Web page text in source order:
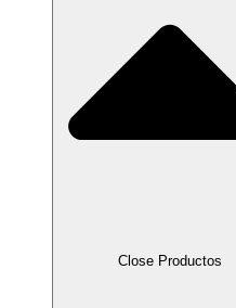
Close Productos